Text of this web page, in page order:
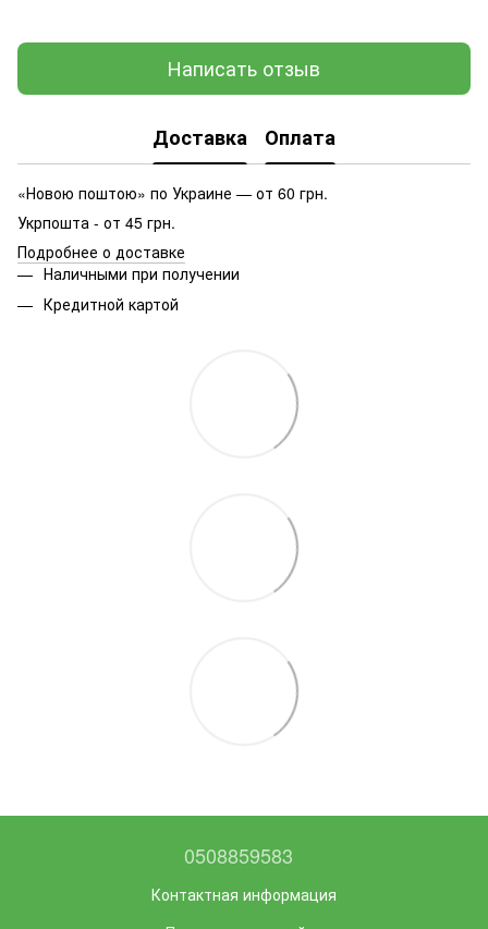
Написать отзыв
Доставка Оплата
«Новою поштою» по Украине — от 60 грн.
Укрпошта - от 45 грн.
Подробнее о доставке
Наличными при получении
Кредитной картой
0508859583
Контактная информация